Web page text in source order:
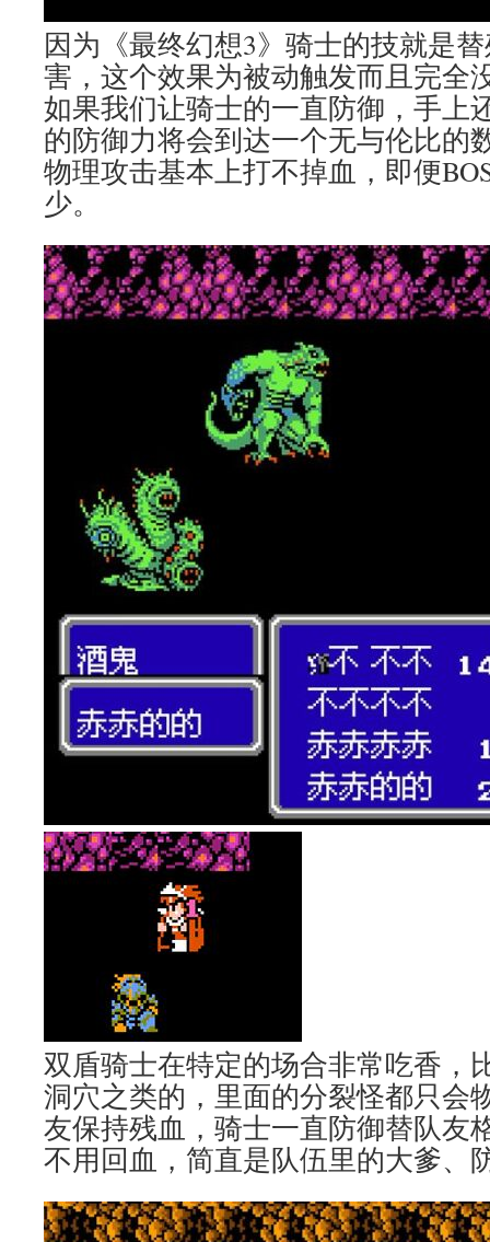
因为《最终幻想3》骑士的技就是
害，这个效果为被动触发而且完全
如果我们让骑士的一直防御，手上
的防御力将会到达一个无与伦比的
物理攻击基本上打不掉血，即便
少。
双盾骑士在特定的场合非常吃香，
洞穴之类的，里面的分裂怪都只会
友保持残血，骑士一直防御替队友
不用回血，简直是队伍里的大爹、